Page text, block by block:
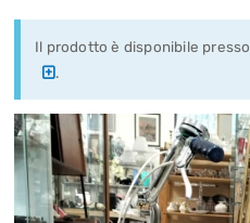
Il prodotto è disponibile presso
.